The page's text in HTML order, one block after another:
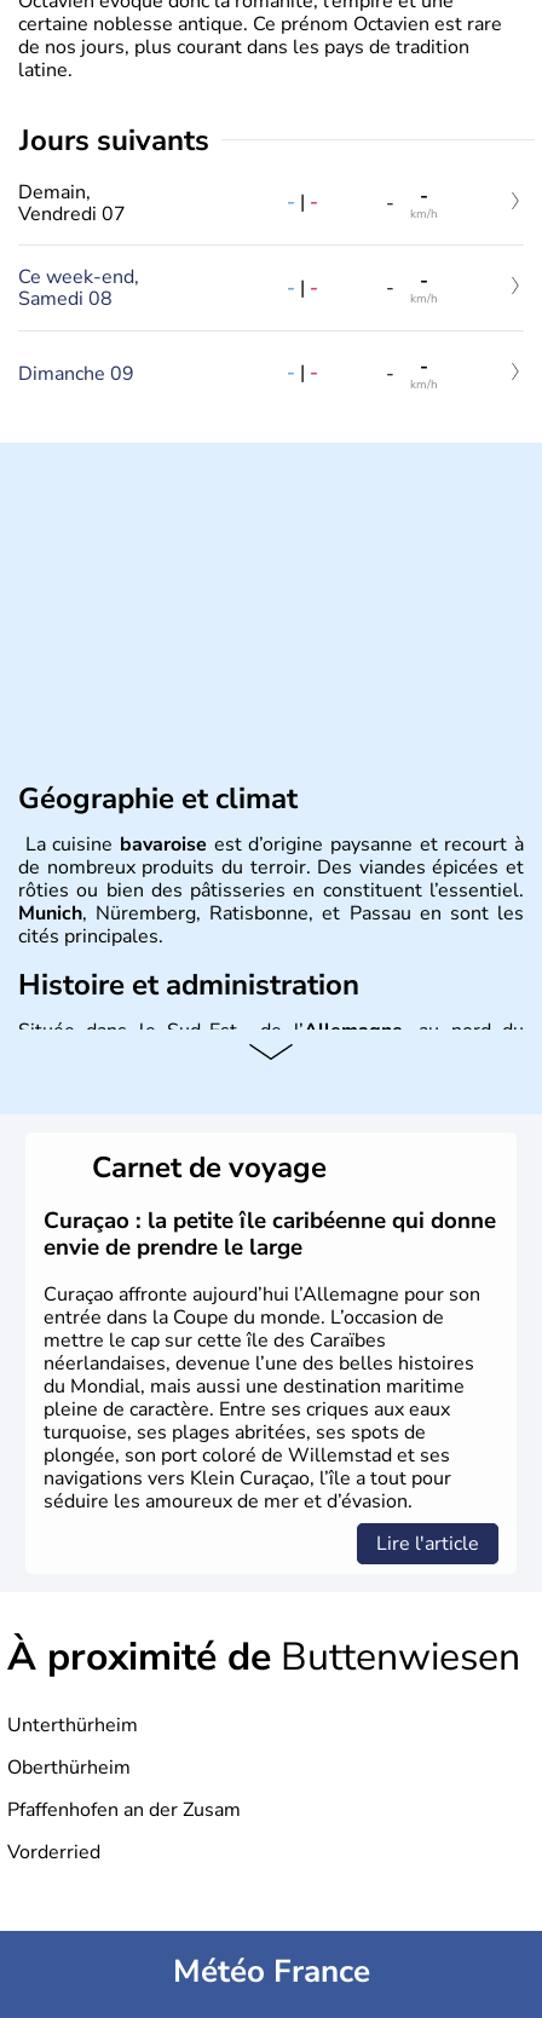
certaine noblesse antique. Ce prénom Octavien est rare
de nos jours, plus courant dans les pays de tradition
latine.
jours suivants
Demain,
Vendredi 07
- | - - -
km/h
Ce week-end,
Samedi 08
- | - - -
km/h
Dimanche 09 - | - - -
km/h
Géographie et climat
La cuisine bavaroise est d’origine paysanne et recourt à
de nombreux produits du terroir. Des viandes épicées et
rôties ou bien des pâtisseries en constituent l’essentiel.
Munich, Nüremberg, Ratisbonne, et Passau en sont les
cités principales.
Histoire et administration
Située dans le Sud-Est de l’Allemagne , au nord du
fait partie des seize
conservateur.Carnet de voyage
Curaçao : la petite île caribéenne qui donne
envie de prendre le large
Curaçao affronte aujourd’hui l’Allemagne pour son
entrée dans la Coupe du monde. L’occasion de
mettre le cap sur cette île des Caraïbes
néerlandaises, devenue l’une des belles histoires
du Mondial, mais aussi une destination maritime
pleine de caractère. Entre ses criques aux eaux
turquoise, ses plages abritées, ses spots de
plongée, son port coloré de Willemstad et ses
navigations vers Klein Curaçao, l’île a tout pour
séduire les amoureux de mer et d’évasion.
Lire l'article
À proximité de Buttenwiesen
Unterthürheim
Oberthürheim
Pfaffenhofen an der Zusam
Vorderried
Météo France